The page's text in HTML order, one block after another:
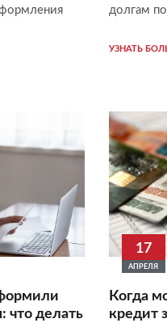
долгам
УЗНАТЬ
что делать
17
АПРЕЛЯ
Когда
кредит